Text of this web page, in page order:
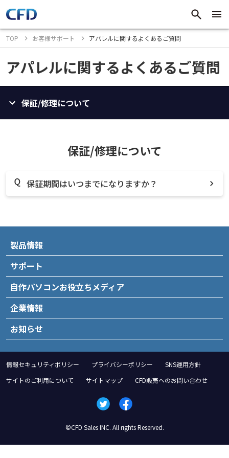
TOP お客様サポート アパレルに関するよくあるご質問
アパレルに関するよくあるご質問
保証/修理について
保証/修理について
保証期間はいつまでになりますか？
製品情報
サポート
自作パソコンお役立ちメディア
企業情報
お知らせ
情報セキュリティポリシー プライバシーポリシー
SNS運用方針
サイトのご利用について
サイトマップ CFD販売へのお問い合わせ
©CFD Sales INC. All rights Reserved.